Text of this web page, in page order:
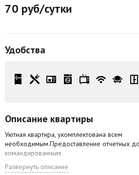
70 руб/сутки
Удобства
Описание квартиры
Уютная квартира, укомплектована всем
необходимым.Предоставление отчетных
командированным.
Развернуть описание